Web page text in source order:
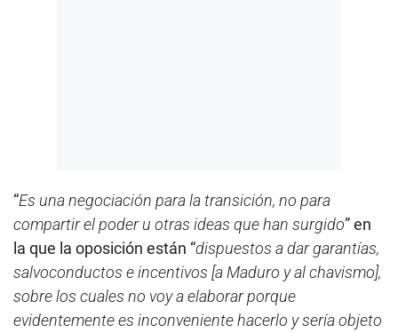
“Es una negociación para la transición, no para
compartir el poder u otras ideas que han surgido” en
la que la oposición están “dispuestos a dar garantías,
salvoconductos e incentivos [a Maduro y al chavismo],
sobre los cuales no voy a elaborar porque
evidentemente es inconveniente hacerlo y sería objeto